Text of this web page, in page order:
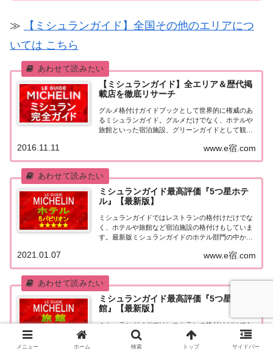
≫
【ミシュランガイド】全国その他のエリアにつ
いては こちら
【ミシュランガイド】全エリア＆歴代掲
載店を徹底リサーチ
グルメ格付けガイドブックとして世界的に権威のあ
るミシュランガイド。グルメだけでなく、ホテルや
旅館といった宿泊施設、グリーンガイドとして観光
本版としては、2007年11月20日に「ミシュランガイ
ド東京版2008」が発売されてからエリアを...
www.e宿.com
2016.11.11
ミシュランガイド最高評価『5つ星ホテ
ル』【最新版】
ミシュランガイドではレストランの格付けだけでな
く、ホテルや旅館など宿泊施設の格付けもしていま
す。最新版ミシュランガイドのホテル部門の中から
をまとめてみました♪ いずれのホテルも人気ランキ
ングなどで常に上位を賑わす有名ホテル。各ホテル
の...
www.e宿.com
2021.01.07
ミシュランガイド最高評価『5つ星旅
館』【最新版】
ミシュランガイドではレストランの格付けだけでな
く、ホテルや旅館など宿泊施設の格付けもしていま
す。最新版ミシュランガイドの旅館部門の中から最
メニュー ホーム 検索 トップ サイドバー